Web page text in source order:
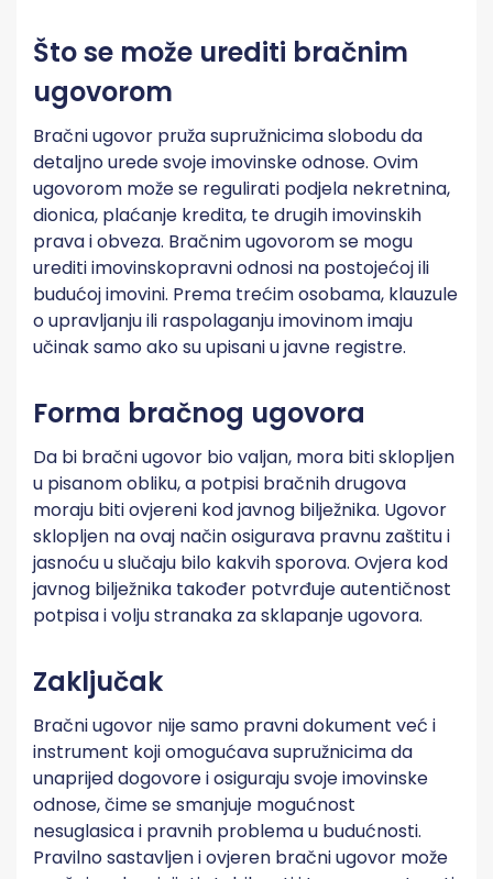
Što se može urediti bračnim
ugovorom
Bračni ugovor pruža supružnicima slobodu da
detaljno urede svoje imovinske odnose. Ovim
ugovorom može se regulirati podjela nekretnina,
dionica, plaćanje kredita, te drugih imovinskih
prava i obveza. Bračnim ugovorom se mogu
urediti imovinskopravni odnosi na postojećoj ili
budućoj imovini​​. Prema trećim osobama, klauzule
o upravljanju ili raspolaganju imovinom imaju
učinak samo ako su upisani u javne registre​​.
Forma bračnog ugovora
Da bi bračni ugovor bio valjan, mora biti sklopljen
u pisanom obliku, a potpisi bračnih drugova
moraju biti ovjereni kod javnog bilježnika​​. Ugovor
sklopljen na ovaj način osigurava pravnu zaštitu i
jasnoću u slučaju bilo kakvih sporova. Ovjera kod
javnog bilježnika također potvrđuje autentičnost
potpisa i volju stranaka za sklapanje ugovora.
Zaključak
Bračni ugovor nije samo pravni dokument već i
instrument koji omogućava supružnicima da
unaprijed dogovore i osiguraju svoje imovinske
odnose, čime se smanjuje mogućnost
nesuglasica i pravnih problema u budućnosti.
Pravilno sastavljen i ovjeren bračni ugovor može